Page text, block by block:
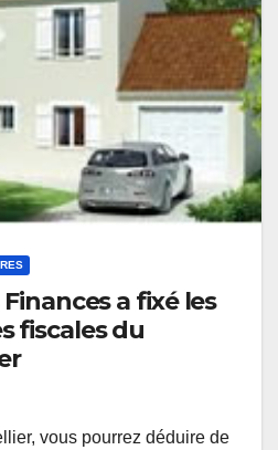
Finances a fixé les
fiscales du
vous pourrez déduire de